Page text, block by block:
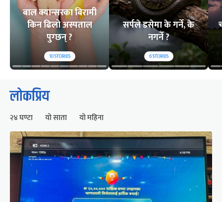
बाल क्यान्सरका बिरामी
किन ढिलो अस्पताल
पुग्छन् ?
10STORIES
सर्पले डसेमा के गर्ने, के
नगर्ने ?
6STORIES
लोकप्रिय
२४ घण्टा यो साता यो महिना